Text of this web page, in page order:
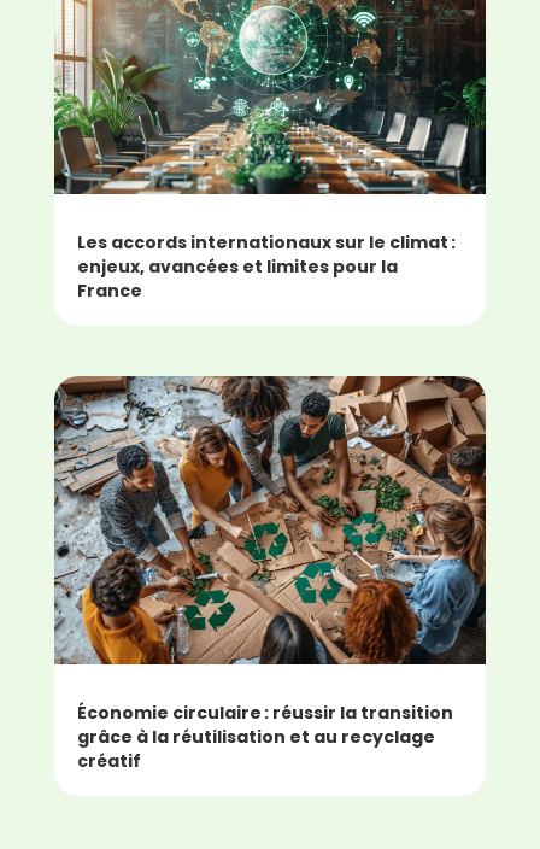
Les accords internationaux sur le climat :
enjeux, avancées et limites pour la
France
Économie circulaire : réussir la transition
grâce à la réutilisation et au recyclage
créatif